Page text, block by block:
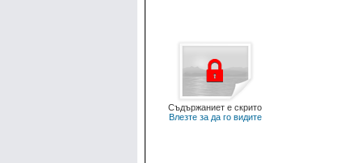
Съдържаниет е скрито
Влезте за да го видите